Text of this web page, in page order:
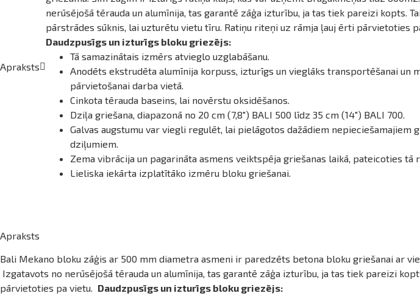
Apraksts
nerūsējošā tērauda un alumīnija, tas garantē zāģa izturību, ja tas tiek pareizi kopts.
pārstrādes sūknis, lai uzturētu vietu tīru. Ratiņu riteņi uz rāmja ļauj ērti pārvietoties
Daudzpusīgs un izturīgs bloku griezējs:
Tā samazinātais izmērs atvieglo uzglabāšanu.
Anodēts ekstrudēta alumīnija korpuss, izturīgs un vieglāks transportēšanai un
pārvietošanai darba vietā.
Cinkota tērauda baseins, lai novērstu oksidēšanos.
Dziļa griešana, diapazonā no 20 cm (7,8") BALI 500 līdz 35 cm (14") BALI 700.
Galvas augstumu var viegli regulēt, lai pielāgotos dažādiem nepieciešamajiem
dziļumiem.
Zema vibrācija un pagarināta asmens veiktspēja griešanas laikā, pateicoties tā
Lieliska iekārta izplatītāko izmēru bloku griešanai.
Apraksts
Bali Mekano bloku zāģis ar 500 mm diametra asmeni ir paredzēts betona bloku griešanai ar
Izgatavots no nerūsējošā tērauda un alumīnija, tas garantē zāģa izturību, ja tas tiek pareizi
pārvietoties pa vietu. Daudzpusīgs un izturīgs bloku griezējs: